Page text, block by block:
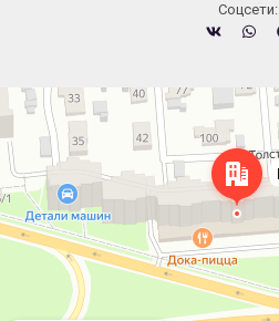
Cоцсети:
Челябинск
Новороссийская улица, 122 — Яндекс.Карты